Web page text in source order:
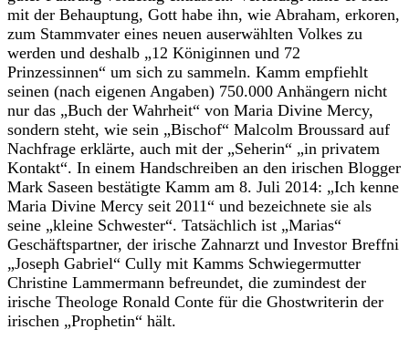
mit der Behauptung, Gott habe ihn, wie Abraham, erkoren,
zum Stammvater eines neuen auserwählten Volkes zu
werden und deshalb „12 Königinnen und 72
Prinzessinnen“ um sich zu sammeln. Kamm empfiehlt
seinen (nach eigenen Angaben) 750.000 Anhängern nicht
nur das „Buch der Wahrheit“ von Maria Divine Mercy,
sondern steht, wie sein „Bischof“ Malcolm Broussard auf
Nachfrage erklärte, auch mit der „Seherin“ „in privatem
Kontakt“. In einem Handschreiben an den irischen Blogger
Mark Saseen bestätigte Kamm am 8. Juli 2014: „Ich kenne
Maria Divine Mercy seit 2011“ und bezeichnete sie als
seine „kleine Schwester“. Tatsächlich ist „Marias“
Geschäftspartner, der irische Zahnarzt und Investor Breffni
„Joseph Gabriel“ Cully mit Kamms Schwiegermutter
Christine Lammermann befreundet, die zumindest der
irische Theologe Ronald Conte für die Ghostwriterin der
irischen „Prophetin“ hält.